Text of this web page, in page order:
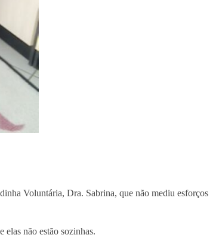
Voluntária, Dra. Sabrina, que não mediu esforços
não estão sozinhas.